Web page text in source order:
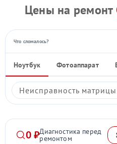
Цены на ремонт
Что сломалось?
Ноутбук Фотоаппарат
Неисправность
0 ₽Диагностика перед
ремонтом